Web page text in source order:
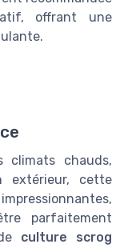
offrant une
climats chauds,
extérieur, cette
parfaitement
culture scrog